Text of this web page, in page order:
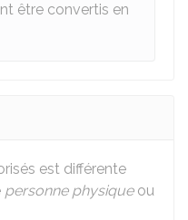
être convertis en
est différente
personne physiqueou